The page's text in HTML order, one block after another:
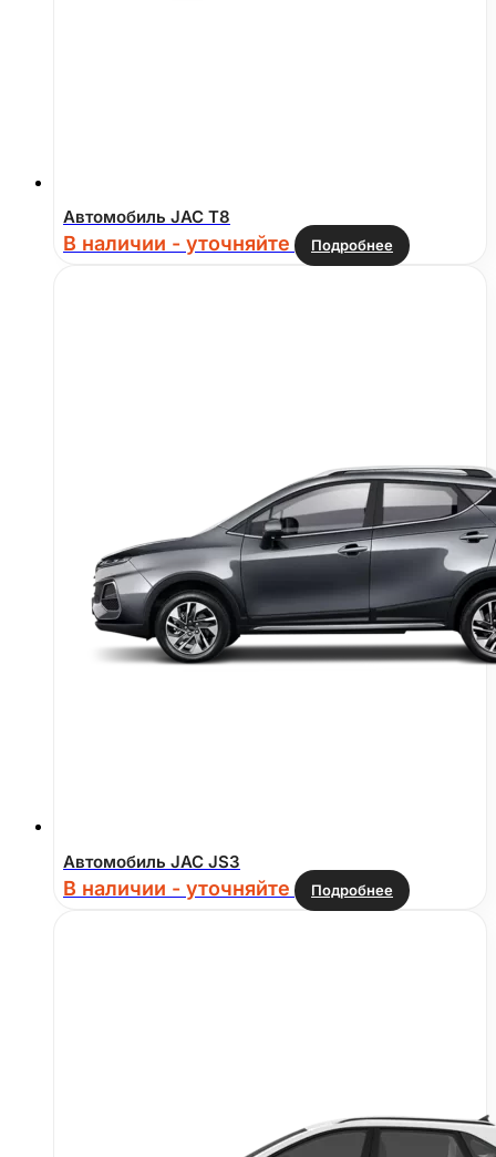
Автомобиль JAC T8
В наличии - уточняйте Подробнее
Автомобиль JAC JS3
В наличии - уточняйте Подробнее